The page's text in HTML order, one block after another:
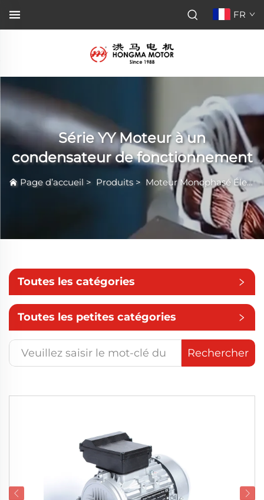
FR
Série YY Moteur à un
condensateur de fonctionnement
Page d’accueil > Produits > Moteur Monophasé Électrique
Toutes les catégories
Toutes les petites catégories
Rechercher